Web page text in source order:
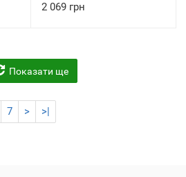
2 069 грн
Показати ще
7 > >|